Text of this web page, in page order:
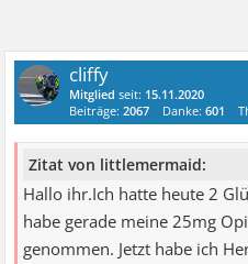
cliffy
Mitglied seit: 15.11.2020
Beiträge:2067 Danke:601
Zitat von littlemermaid:
Hallo ihr.Ich hatte heute 2
habe gerade meine 25mg
genommen. Jetzt habe ich